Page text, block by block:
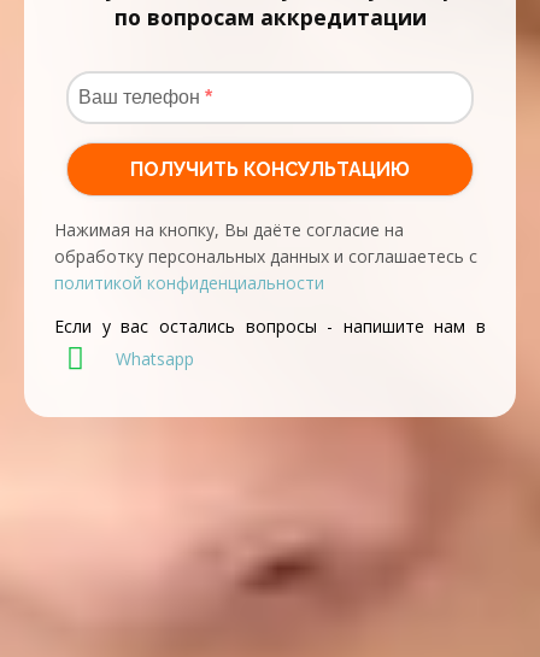
по вопросам аккредитации
Нажимая на кнопку, Вы даёте согласие на
обработку персональных данных и соглашаетесь с
политикой конфиденциальности
Если у вас остались вопросы - напишите нам в
Whatsapp